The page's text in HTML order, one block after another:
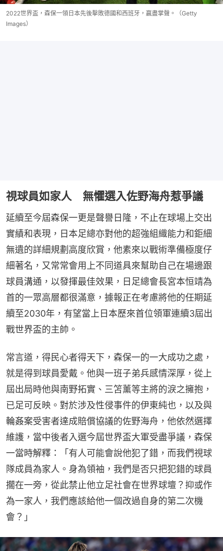
2022世界盃，森保一領日本先後擊敗德國和西班牙，贏盡掌聲。（Getty
Images）
視球員如家人 無懼選入佐野海舟惹爭議
延續至今屆森保一更是聲譽日隆，不止在球場上交出
實績和表現，日本足總亦對他的超強組織能力和鉅細
無遺的詳細規劃高度欣賞，他素來以戰術準備極度仔
細著名，又常常會用上不同道具來幫助自己在場邊跟
球員溝通，以發揮最佳效果，日足總會長宮本恒靖為
首的一眾高層都很滿意，據報正在考慮將他的任期延
續至2030年，有望當上日本歷來首位領軍連續3屆出
戰世界盃的主帥。
常言道，得民心者得天下，森保一的一大成功之處，
就是得到球員愛戴。他與一班子弟兵感情深厚，從上
屆出局時他與南野拓實、三笘薰等主將的淚之擁抱，
已足可反映。對於涉及性侵事件的伊東純也，以及與
輪姦案受害者達成賠償協議的佐野海舟，他依然選擇
維護，當中後者入選今屆世界盃大軍受盡爭議，森保
一當時解釋：「有人可能會說他犯了錯，而我們視球
隊成員為家人。身為領袖，我們是否只把犯錯的球員
擱在一旁，從此禁止他立足社會在世界球壇？抑或作
為一家人，我們應該給他一個改過自身的第二次機
會？」